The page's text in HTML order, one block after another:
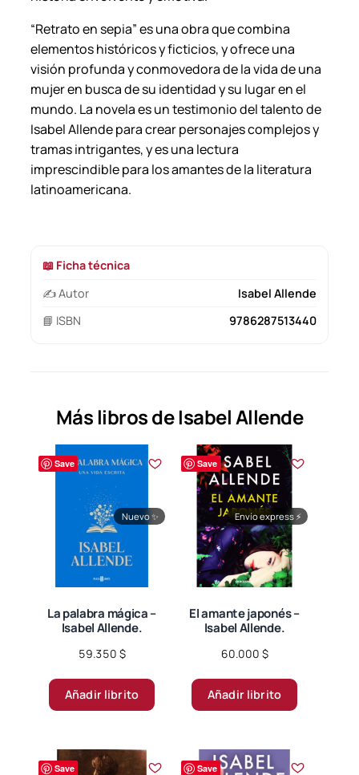
“Retrato en sepia” es una obra que combina
elementos históricos y ficticios, y ofrece una
visión profunda y conmovedora de la vida de una
mujer en busca de su identidad y su lugar en el
mundo. La novela es un testimonio del talento de
Isabel Allende para crear personajes complejos y
tramas intrigantes, y es una lectura
imprescindible para los amantes de la literatura
latinoamericana.
📖 Ficha técnica
✍️ Autor
Isabel Allende
📘 ISBN
9786287513440
Más libros de Isabel Allende
Save
La palabra mágica –
Isabel Allende.
59.350 $
Nuevo✨
Añadir librito
Save
El amante japonés –
Isabel Allende.
60.000 $
Envío express ⚡
Añadir librito
Save Save